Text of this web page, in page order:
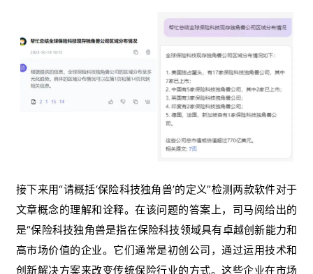
接下来用“请概括‘保险科技独角兽’的定义”检测两款软件对于
文章概念的理解和诠释。在该问题的答案上，司马阅给出的
是“保险科技独角兽是指在保险科技领域具有卓越创新能力和
高市场价值的企业。它们通常是初创公司，通过运用技术和
创新解决方案来改变传统保险行业的方式。这些企业在市场